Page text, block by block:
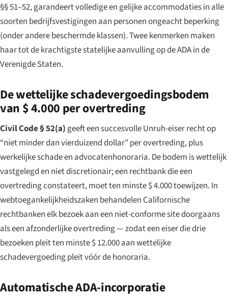
§§ 51–52, garandeert volledige en gelijke accommodaties in alle
soorten bedrijfsvestigingen aan personen ongeacht beperking
(onder andere beschermde klassen). Twee kenmerken maken
haar tot de krachtigste statelijke aanvulling op de ADA in de
Verenigde Staten.
De wettelijke schadevergoedingsbodem
van $ 4.000 per overtreding
Civil Code § 52(a) geeft een succesvolle Unruh-eiser recht op
“niet minder dan vierduizend dollar” per overtreding, plus
werkelijke schade en advocatenhonoraria. De bodem is wettelijk
vastgelegd en niet discretionair; een rechtbank die een
overtreding constateert, moet ten minste $ 4.000 toewijzen. In
webtoegankelijkheidszaken behandelen Californische
rechtbanken elk bezoek aan een niet-conforme site doorgaans
als een afzonderlijke overtreding — zodat een eiser die drie
bezoeken pleit ten minste $ 12.000 aan wettelijke
schadevergoeding pleit vóór de honoraria.
Automatische ADA-incorporatie